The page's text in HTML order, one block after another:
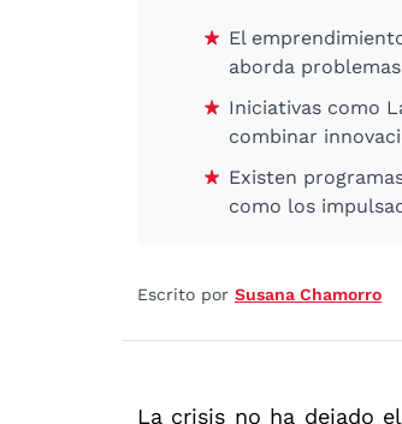
El
aborda
Iniciativas como
combinar
Existen
como los
Escrito por Susana Chamorro
La crisis no ha dejado